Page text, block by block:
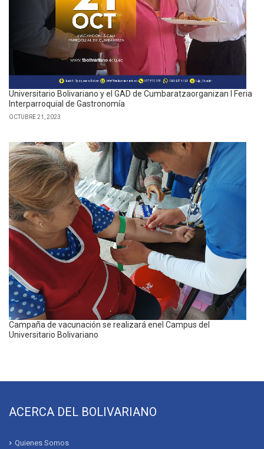
Universitario Bolivariano y el GAD de Cumbaratzaorganizan I Feria
Interparroquial de Gastronomía
OCTUBRE 21, 2023
Campaña de vacunación se realizará enel Campus del
Universitario Bolivariano
ACERCA DEL BOLIVARIANO
Quienes Somos